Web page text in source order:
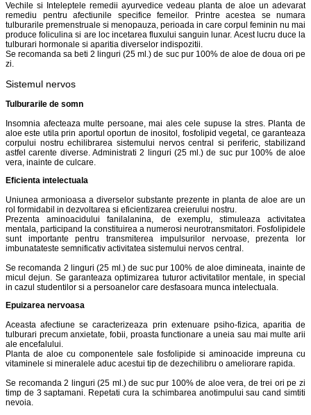
Vechile si Inteleptele remedii ayurvedice vedeau planta de aloe un adevarat
remediu pentru afectiunile specifice femeilor. Printre acestea se numara
tulburarile premenstruale si menopauza, perioada in care corpul feminin nu mai
produce foliculina si are loc incetarea fluxului sanguin lunar. Acest lucru duce la
tulburari hormonale si aparitia diverselor indispozitii.
Se recomanda sa beti 2 linguri (25 ml.) de suc pur 100% de aloe de doua ori pe
zi.
Sistemul nervos
Tulburarile de somn
Insomnia afecteaza multe persoane, mai ales cele supuse la stres. Planta de
aloe este utila prin aportul oportun de inositol, fosfolipid vegetal, ce garanteaza
corpului nostru echilibrarea sistemului nervos central si periferic, stabilizand
astfel carente diverse. Administrati 2 linguri (25 ml.) de suc pur 100% de aloe
vera, inainte de culcare.
Eficienta intelectuala
Uniunea armonioasa a diverselor substante prezente in planta de aloe are un
rol formidabil in dezvoltarea si eficientizarea creierului nostru.
Prezenta aminoacidului fanilalanina, de exemplu, stimuleaza activitatea
mentala, participand la constituirea a numerosi neurotransmitatori. Fosfolipidele
sunt importante pentru transmiterea impulsurilor nervoase, prezenta lor
imbunatateste semnificativ activitatea sistemului nervos central.
Se recomanda 2 linguri (25 ml.) de suc pur 100% de aloe dimineata, inainte de
micul dejun. Se garanteaza optimizarea tuturor activitatilor mentale, in special
in cazul studentilor si a persoanelor care desfasoara munca intelectuala.
Epuizarea nervoasa
Aceasta afectiune se caracterizeaza prin extenuare psiho-fizica, aparitia de
tulburari precum anxietate, fobii, proasta functionare a uneia sau mai multe arii
ale encefalului.
Planta de aloe cu componentele sale fosfolipide si aminoacide impreuna cu
vitaminele si mineralele aduc acestui tip de dezechilibru o ameliorare rapida.
Se recomanda 2 linguri (25 ml.) de suc pur 100% de aloe vera, de trei ori pe zi
timp de 3 saptamani. Repetati cura la schimbarea anotimpului sau cand simtiti
nevoia.